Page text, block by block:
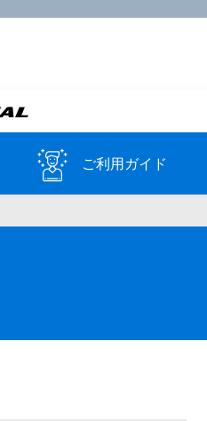
ご利用ガイド